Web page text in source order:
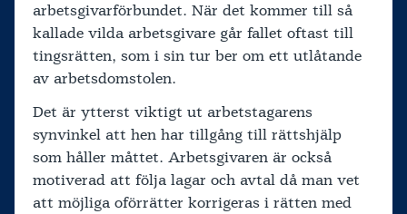
arbetsgivarförbundet. När det kommer till så
kallade vilda arbetsgivare går fallet oftast till
tingsrätten, som i sin tur ber om ett utlåtande
av arbetsdomstolen.
Det är ytterst viktigt ut arbetstagarens
synvinkel att hen har tillgång till rättshjälp
som håller måttet. Arbetsgivaren är också
motiverad att följa lagar och avtal då man vet
att möjliga oförrätter korrigeras i rätten med